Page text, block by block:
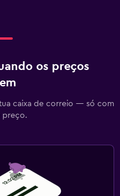
os preços
caixa de correio — só com
preço.